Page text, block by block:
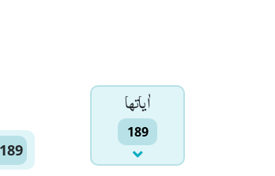
اٰياتها
189